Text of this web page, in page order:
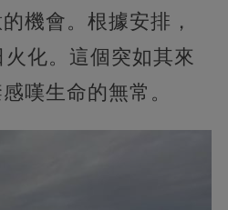
機會。根據安排，
化。這個突如其來
嘆生命的無常。